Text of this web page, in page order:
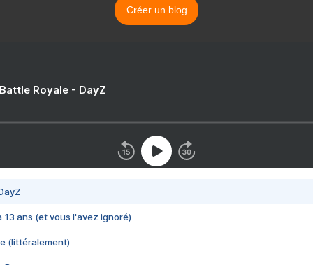
Créer un blog
Royale - DayZ
13 ans (et vous l'avez ignoré)
(littéralement)